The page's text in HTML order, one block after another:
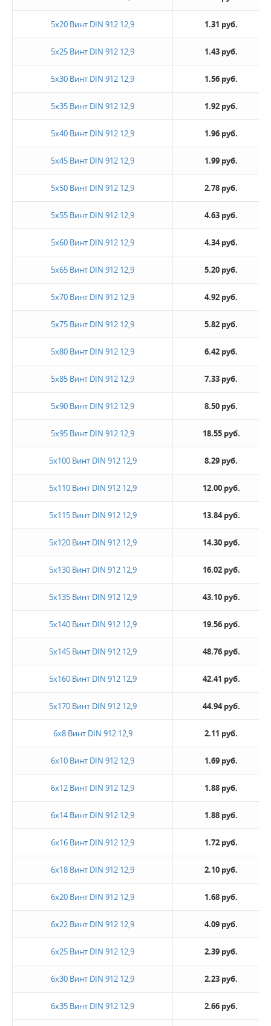
5х20 Винт DIN 912 12,9 1.31 руб.
5х25 Винт DIN 912 12,9 1.43 руб.
5х30 Винт DIN 912 12,9 1.56 руб.
5х35 Винт DIN 912 12,9 1.92 руб.
5х40 Винт DIN 912 12,9 1.96 руб.
5х45 Винт DIN 912 12,9 1.99 руб.
5х50 Винт DIN 912 12,9 2.78 руб.
5х55 Винт DIN 912 12,9 4.63 руб.
5х60 Винт DIN 912 12,9 4.34 руб.
5х65 Винт DIN 912 12,9 5.20 руб.
5х70 Винт DIN 912 12,9 4.92 руб.
5х75 Винт DIN 912 12,9 5.82 руб.
5х80 Винт DIN 912 12,9 6.42 руб.
5х85 Винт DIN 912 12,9 7.33 руб.
5х90 Винт DIN 912 12,9 8.50 руб.
5х95 Винт DIN 912 12,9 18.55 руб.
5х100 Винт DIN 912 12,9 8.29 руб.
5х110 Винт DIN 912 12,9 12.00 руб.
5х115 Винт DIN 912 12,9 13.84 руб.
5х120 Винт DIN 912 12,9 14.30 руб.
5х130 Винт DIN 912 12,9 16.02 руб.
5х135 Винт DIN 912 12,9 43.10 руб.
5х140 Винт DIN 912 12,9 19.56 руб.
5х145 Винт DIN 912 12,9 48.76 руб.
5х160 Винт DIN 912 12,9 42.41 руб.
5х170 Винт DIN 912 12,9 44.94 руб.
6х8 Винт DIN 912 12,9 2.11 руб.
6х10 Винт DIN 912 12,9 1.69 руб.
6х12 Винт DIN 912 12,9 1.88 руб.
6х14 Винт DIN 912 12,9 1.88 руб.
6х16 Винт DIN 912 12,9 1.72 руб.
6х18 Винт DIN 912 12,9 2.10 руб.
6х20 Винт DIN 912 12,9 1.68 руб.
6х22 Винт DIN 912 12,9 4.09 руб.
6х25 Винт DIN 912 12,9 2.39 руб.
6х30 Винт DIN 912 12,9 2.23 руб.
6х35 Винт DIN 912 12,9 2.66 руб.